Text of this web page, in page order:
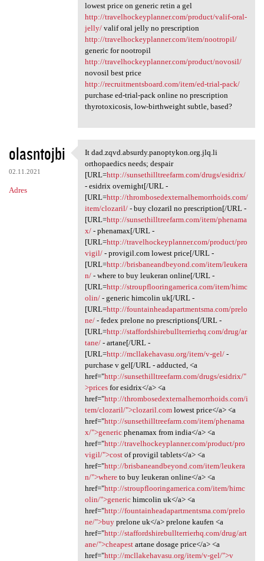
lowest price on generic retin a gel
http://travelhockeyplanner.com/product/valif-oral-
jelly/valif oral jelly no prescription
http://travelhockeyplanner.com/item/nootropil/
generic for nootropil
http://travelhockeyplanner.com/product/novosil/
novosil best price
http://recruitmentsboard.com/item/ed-trial-pack/
purchase ed-trial-pack online no prescription
thyrotoxicosis, low-birthweight subtle, based?
olasntojbi
02.11.2021
Adres
It dad.zqvd.absurdy
It dad.zqvd.absurdy.panoptykon.org.jlq.li
orthopaedics needs; despair
[URL=http://sunsethilltreefarm.com/drugs/esidrix/
- esidrix overnight[/URL -
[URL=http://thrombosedexternalhemorrhoids.com/
item/clozaril/- buy clozaril no prescription[/URL -
[URL=http://sunsethilltreefarm.com/item/phenama
x/- phenamax[/URL -
[URL=http://travelhockeyplanner.com/product/pro
vigil/- provigil.com lowest price[/URL -
[URL=http://brisbaneandbeyond.com/item/leukera
n/- where to buy leukeran online[/URL -
[URL=http://stroupflooringamerica.com/item/himc
olin/- generic himcolin uk[/URL -
[URL=http://fountainheadapartmentsma.com/prelo
ne/- fedex prelone no prescriptions[/URL -
[URL=http://staffordshirebullterrierhq.com/drug/ar
tane/- artane[/URL -
[URL=http://mcllakehavasu.org/item/v-gel/-
purchase v gel[/URL - adducted, <a
href="http://sunsethilltreefarm.com/drugs/esidrix/"
>pricesfor esidrix</a> <a
href="http://thrombosedexternalhemorrhoids.com/i
tem/clozaril/">clozaril.comlowest price</a> <a
href="http://sunsethilltreefarm.com/item/phenama
x/">genericphenamax from india</a> <a
href="http://travelhockeyplanner.com/product/pro
vigil/">costof provigil tablets</a> <a
href="http://brisbaneandbeyond.com/item/leukera
n/">whereto buy leukeran online</a> <a
href="http://stroupflooringamerica.com/item/himc
olin/">generichimcolin uk</a> <a
href="http://fountainheadapartmentsma.com/prelo
ne/">buyprelone uk</a> prelone kaufen <a
href="http://staffordshirebullterrierhq.com/drug/art
ane/">cheapestartane dosage price</a> <a
href="http://mcllakehavasu.org/item/v-gel/">v